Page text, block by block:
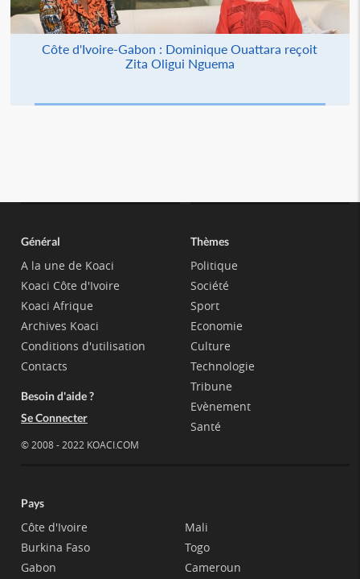
Côte d'Ivoire-Gabon : Dominique Ouattara reçoit
Zita Oligui Nguema
Général
A la une de Koaci
Koaci Côte d'Ivoire
Koaci Afrique
Archives Koaci
Conditions d'utilisation
Contacts
Besoin d'aide ?
Se Connecter
© 2008 - 2022 KOACI.COM
Thèmes
Politique
Société
Sport
Economie
Culture
Technologie
Tribune
Evènement
Santé
Pays
Côte d'Ivoire
Burkina Faso
Gabon
Mali
Togo
Cameroun